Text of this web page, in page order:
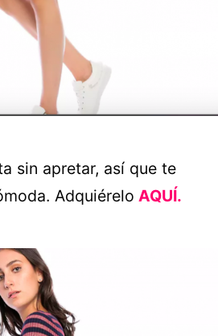
sin apretar, así que te
Adquiérelo AQUÍ.